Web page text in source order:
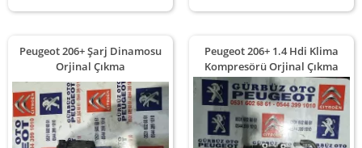
Peugeot 206+ Şarj Dinamosu
Orjinal Çıkma
Peugeot 206+ 1.4 Hdi Klima
Kompresörü Orjinal Çıkma